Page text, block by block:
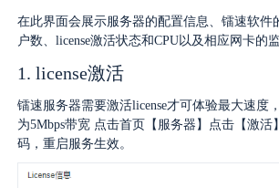
FTP替代升级
镭速Proxy代理加速
超大文件传输
海量小文件传输
跨国数据传输
案例
新闻动态
生态合作
在此界面会展示服务器的配置信息、镭速软件
户数、license激活状态和CPU以及相应网卡的
1. license激活
镭速服务器需要激活license才可体验最大速度
为5Mbps带宽 点击首页【服务器】点击【激活
码，重启服务生效。